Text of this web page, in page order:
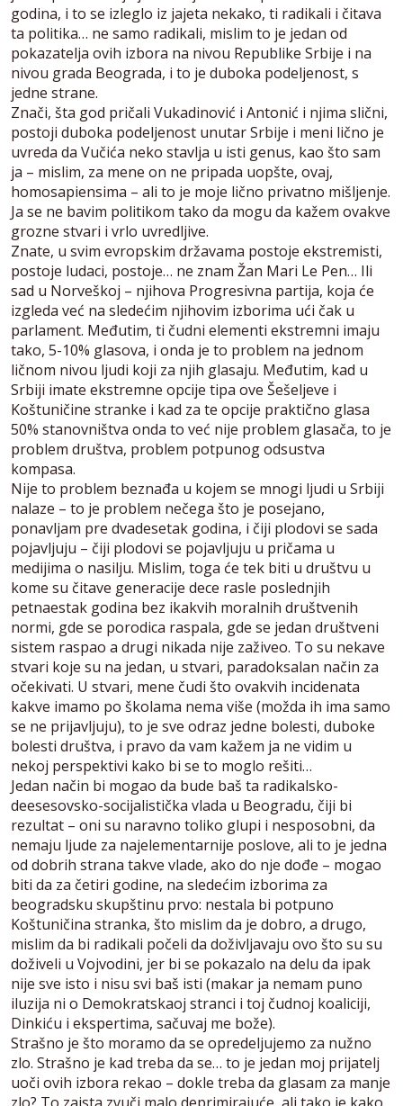
godina, i to se izleglo iz jajeta nekako, ti radikali i čitava
ta politika… ne samo radikali, mislim to je jedan od
pokazatelja ovih izbora na nivou Republike Srbije i na
nivou grada Beograda, i to je duboka podeljenost, s
jedne strane.
Znači, šta god pričali Vukadinović i Antonić i njima slični,
postoji duboka podeljenost unutar Srbije i meni lično je
uvreda da Vučića neko stavlja u isti genus, kao što sam
ja – mislim, za mene on ne pripada uopšte, ovaj,
homosapiensima – ali to je moje lično privatno mišljenje.
Ja se ne bavim politikom tako da mogu da kažem ovakve
grozne stvari i vrlo uvredljive.
Znate, u svim evropskim državama postoje ekstremisti,
postoje ludaci, postoje… ne znam Žan Mari Le Pen… Ili
sad u Norveškoj – njihova Progresivna partija, koja će
izgleda već na sledećim njihovim izborima ući čak u
parlament. Međutim, ti čudni elementi ekstremni imaju
tako, 5-10% glasova, i onda je to problem na jednom
ličnom nivou ljudi koji za njih glasaju. Međutim, kad u
Srbiji imate ekstremne opcije tipa ove Šešeljeve i
Koštuničine stranke i kad za te opcije praktično glasa
50% stanovništva onda to već nije problem glasača, to je
problem društva, problem potpunog odsustva
kompasa.
Nije to problem beznađa u kojem se mnogi ljudi u Srbiji
nalaze – to je problem nečega što je posejano,
ponavljam pre dvadesetak godina, i čiji plodovi se sada
pojavljuju – čiji plodovi se pojavljuju u pričama u
medijima o nasilju. Mislim, toga će tek biti u društvu u
kome su čitave generacije dece rasle poslednjih
petnaestak godina bez ikakvih moralnih društvenih
normi, gde se porodica raspala, gde se jedan društveni
sistem raspao a drugi nikada nije zaživeo. To su nekave
stvari koje su na jedan, u stvari, paradoksalan način za
očekivati. U stvari, mene čudi što ovakvih incidenata
kakve imamo po školama nema više (možda ih ima samo
se ne prijavljuju), to je sve odraz jedne bolesti, duboke
bolesti društva, i pravo da vam kažem ja ne vidim u
nekoj perspektivi kako bi se to moglo rešiti…
Jedan način bi mogao da bude baš ta radikalsko-
deesesovsko-socijalistička vlada u Beogradu, čiji bi
rezultat – oni su naravno toliko glupi i nesposobni, da
nemaju ljude za najelementarnije poslove, ali to je jedna
od dobrih strana takve vlade, ako do nje dođe – mogao
biti da za četiri godine, na sledećim izborima za
beogradsku skupštinu prvo: nestala bi potpuno
Koštuničina stranka, što mislim da je dobro, a drugo,
mislim da bi radikali počeli da doživljavaju ovo što su su
doživeli u Vojvodini, jer bi se pokazalo na delu da ipak
nije sve isto i nisu svi baš isti (makar ja nemam puno
iluzija ni o Demokratskaoj stranci i toj čudnoj koaliciji,
Dinkiću i ekspertima, sačuvaj me bože).
Strašno je što moramo da se opredeljujemo za nužno
zlo. Strašno je kad treba da se… to je jedan moj prijatelj
uoči ovih izbora rekao – dokle treba da glasam za manje